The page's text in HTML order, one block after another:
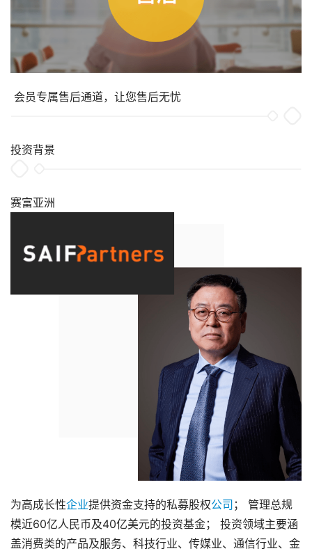
会员专属售后通道，让您售后无忧
投资背景
​ 赛富亚洲
为高成长性企业提供资金支持的私募股权公司 ； 管理总规
模近60亿人民币及40亿美元的投资基金； 投资领域主要涵
盖消费类的产品及服务、科技行业、传媒业、通信行业、金